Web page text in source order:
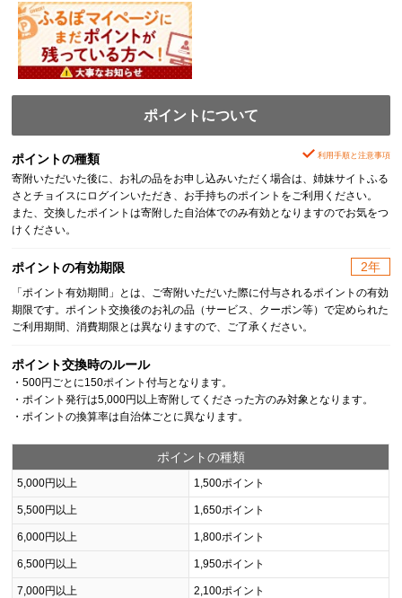
ポイントについて
ポイントの種類 利用手順と注意事項
寄附いただいた後に、お礼の品をお申し込みいただく場合は、姉妹サイトふる
さとチョイスにログインいただき、お手持ちのポイントをご利用ください。
また、交換したポイントは寄附した自治体でのみ有効となりますのでお気をつ
けください。
ポイントの有効期限 2年
「ポイント有効期間」とは、ご寄附いただいた際に付与されるポイントの有効
期限です。ポイント交換後のお礼の品（サービス、クーポン等）で定められた
ご利用期間、消費期限とは異なりますので、ご了承ください。
ポイント交換時のルール
・500円ごとに150ポイント付与となります。
・ポイント発行は5,000円以上寄附してくださった方のみ対象となります。
・ポイントの換算率は自治体ごとに異なります。
ポイントの種類
5,000円以上 1,500ポイント
5,500円以上 1,650ポイント
6,000円以上 1,800ポイント
6,500円以上 1,950ポイント
7,000円以上 2,100ポイント